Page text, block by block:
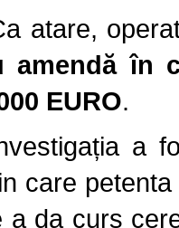
atare,
amendă în
EURO.
a
care petenta
a da curs